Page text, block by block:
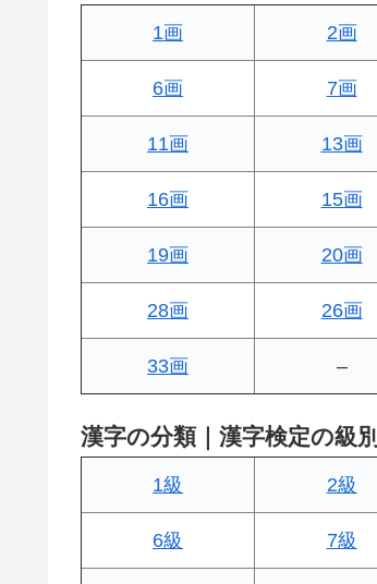
1画 2画
6画 7画
11画 13画
16画 15画
19画 20画
28画 26画
33画 –
漢字の分類｜漢字検定の級別
1級 2級
6級 7級